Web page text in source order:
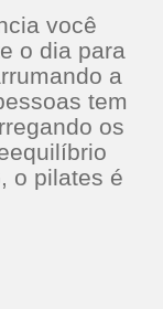
você
o dia para
a
tem
os
o pilates é